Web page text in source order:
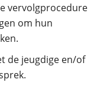
vervolgprocedure
om hun
de jeugdige en/of